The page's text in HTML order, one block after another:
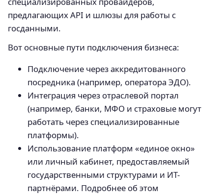
предлагающих API и шлюзы для работы с
госданными.
Вот основные пути подключения бизнеса:
Подключение через аккредитованного
посредника (например, оператора ЭДО).
Интеграция через отраслевой портал
(например, банки, МФО и страховые могут
работать через специализированные
платформы).
Использование платформ «единое окно»
или личный кабинет, предоставляемый
государственными структурами и ИТ-
партнёрами. Подробнее об этом